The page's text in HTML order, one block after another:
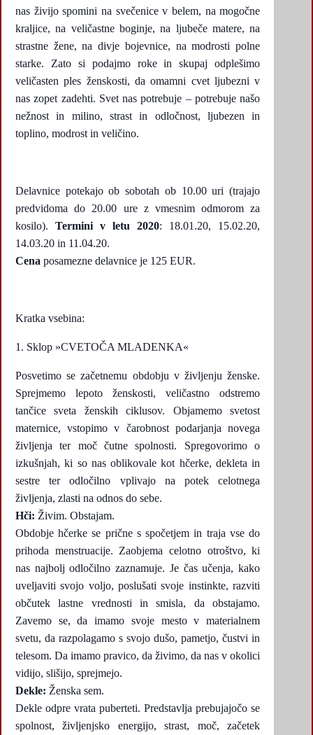
nas živijo spomini na svečenice v belem, na mogočne
kraljice, na veličastne boginje, na ljubeče matere, na
strastne žene, na divje bojevnice, na modrosti polne
starke. Zato si podajmo roke in skupaj odplešimo
veličasten ples ženskosti, da omamni cvet ljubezni v
nas zopet zadehti. Svet nas potrebuje – potrebuje našo
nežnost in milino, strast in odločnost, ljubezen in
toplino, modrost in veličino.
Delavnice potekajo ob sobotah ob 10.00 uri (trajajo
predvidoma do 20.00 ure z vmesnim odmorom za
kosilo).Termini v letu 2020: 18.01.20, 15.02.20,
14.03.20 in 11.04.20.
Cena posamezne delavnice je 125 EUR.
Kratka vsebina:
Sklop »CVETOČA MLADENKA«
Posvetimo se začetnemu obdobju v življenju ženske.
Sprejmemo lepoto ženskosti, veličastno odstremo
tančice sveta ženskih ciklusov. Objamemo svetost
maternice, vstopimo v čarobnost podarjanja novega
življenja ter moč čutne spolnosti. Spregovorimo o
izkušnjah, ki so nas oblikovale kot hčerke, dekleta in
sestre ter odločilno vplivajo na potek celotnega
življenja, zlasti na odnos do sebe.
Hči: Živim. Obstajam.
Obdobje hčerke se prične s spočetjem in traja vse do
prihoda menstruacije. Zaobjema celotno otroštvo, ki
nas najbolj odločilno zaznamuje. Je čas učenja, kako
uveljaviti svojo voljo, poslušati svoje instinkte, razviti
občutek lastne vrednosti in smisla, da obstajamo.
Zavemo se, da imamo svoje mesto v materialnem
svetu, da razpolagamo s svojo dušo, pametjo, čustvi in
telesom. Da imamo pravico, da živimo, da nas v okolici
vidijo, slišijo, sprejmejo.
Dekle: Ženska sem.
Dekle odpre vrata puberteti. Predstavlja prebujajočo se
spolnost, življenjsko energijo, strast, moč, začetek